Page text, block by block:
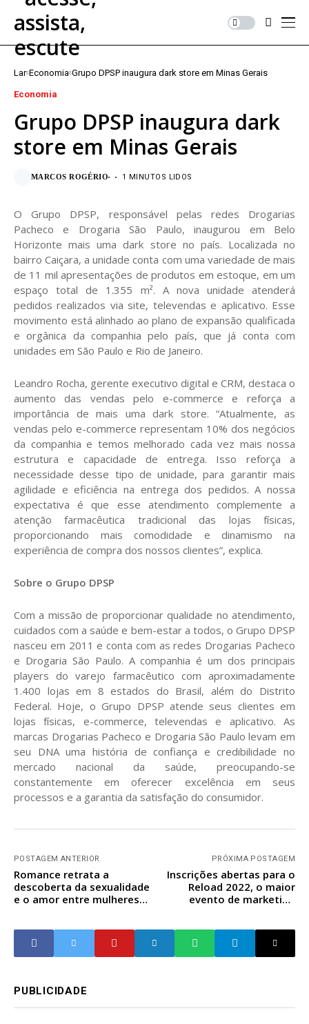
Lar Economia Grupo DPSP inaugura dark store em Minas Gerais
Economia
Grupo DPSP inaugura dark
store em Minas Gerais
MARCOS ROGÉRIO 1 MINUTOS LIDOS
O Grupo DPSP, responsável pelas redes Drogarias
Pacheco e Drogaria São Paulo, inaugurou em Belo
Horizonte mais uma dark store no país. Localizada no
bairro Caiçara, a unidade conta com uma variedade de mais
de 11 mil apresentações de produtos em estoque, em um
espaço total de 1.355 m². A nova unidade atenderá
pedidos realizados via site, televendas e aplicativo. Esse
movimento está alinhado ao plano de expansão qualificada
e orgânica da companhia pelo país, que já conta com
unidades em São Paulo e Rio de Janeiro.
Leandro Rocha, gerente executivo digital e CRM, destaca o
aumento das vendas pelo e-commerce e reforça a
importância de mais uma dark store. “Atualmente, as
vendas pelo e-commerce representam 10% dos negócios
da companhia e temos melhorado cada vez mais nossa
estrutura e capacidade de entrega. Isso reforça a
necessidade desse tipo de unidade, para garantir mais
agilidade e eficiência na entrega dos pedidos. A nossa
expectativa é que esse atendimento complemente a
atenção farmacêutica tradicional das lojas físicas,
proporcionando mais comodidade e dinamismo na
experiência de compra dos nossos clientes”, explica.
Sobre o Grupo DPSP
Com a missão de proporcionar qualidade no atendimento,
cuidados com a saúde e bem-estar a todos, o Grupo DPSP
nasceu em 2011 e conta com as redes Drogarias Pacheco
e Drogaria São Paulo. A companhia é um dos principais
players do varejo farmacêutico com aproximadamente
1.400 lojas em 8 estados do Brasil, além do Distrito
Federal. Hoje, o Grupo DPSP atende seus clientes em
lojas físicas, e-commerce, televendas e aplicativo. As
marcas Drogarias Pacheco e Drogaria São Paulo levam em
seu DNA uma história de confiança e credibilidade no
mercado nacional da saúde, preocupando-se
constantemente em oferecer excelência em seus
processos e a garantia da satisfação do consumidor.
POSTAGEM ANTERIOR
Romance retrata a
descoberta da sexualidade
e o amor entre mulheres
PRÓXIMA POSTAGEM
Inscrições abertas para o
Reload 2022, o maior
evento de marketing
PUBLICIDADE